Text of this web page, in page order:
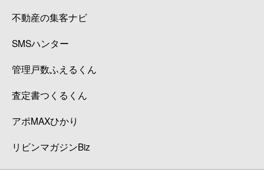
不動産の集客ナビ
SMSハンター
管理戸数ふえるくん
査定書つくるくん
アポMAXひかり
リビンマガジンBiz